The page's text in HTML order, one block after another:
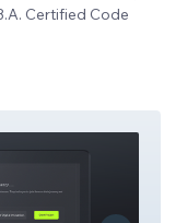
Certified Code